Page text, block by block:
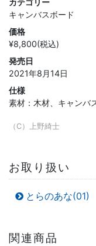
カテゴリー
キャンバスボード
価格
¥8,800(税込)
発売日
2021年8月14日
仕様
素材：木材、キャンバ
（C）上野綺士
お取り扱い
とらのあな(01)
関連商品